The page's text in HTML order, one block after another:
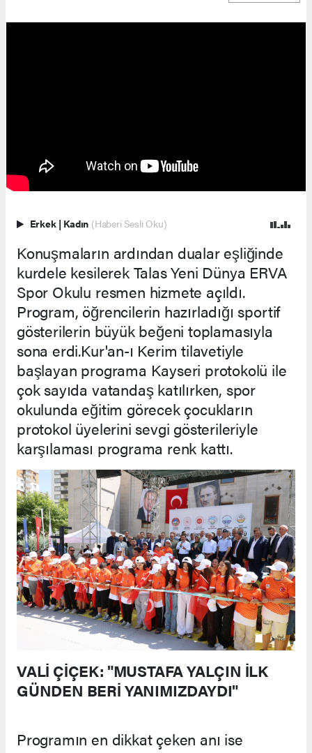
Erkek | Kadın (Haberi Sesli Oku)
Konuşmaların ardından dualar eşliğinde
kurdele kesilerek Talas Yeni Dünya ERVA
Spor Okulu resmen hizmete açıldı.
Program, öğrencilerin hazırladığı sportif
gösterilerin büyük beğeni toplamasıyla
sona erdi.Kur'an-ı Kerim tilavetiyle
başlayan programa Kayseri protokolü ile
çok sayıda vatandaş katılırken, spor
okulunda eğitim görecek çocukların
protokol üyelerini sevgi gösterileriyle
karşılaması programa renk kattı.
VALİ ÇİÇEK: "MUSTAFA YALÇIN İLK
GÜNDEN BERİ YANIMIZDAYDI"
Programın en dikkat çeken anı ise